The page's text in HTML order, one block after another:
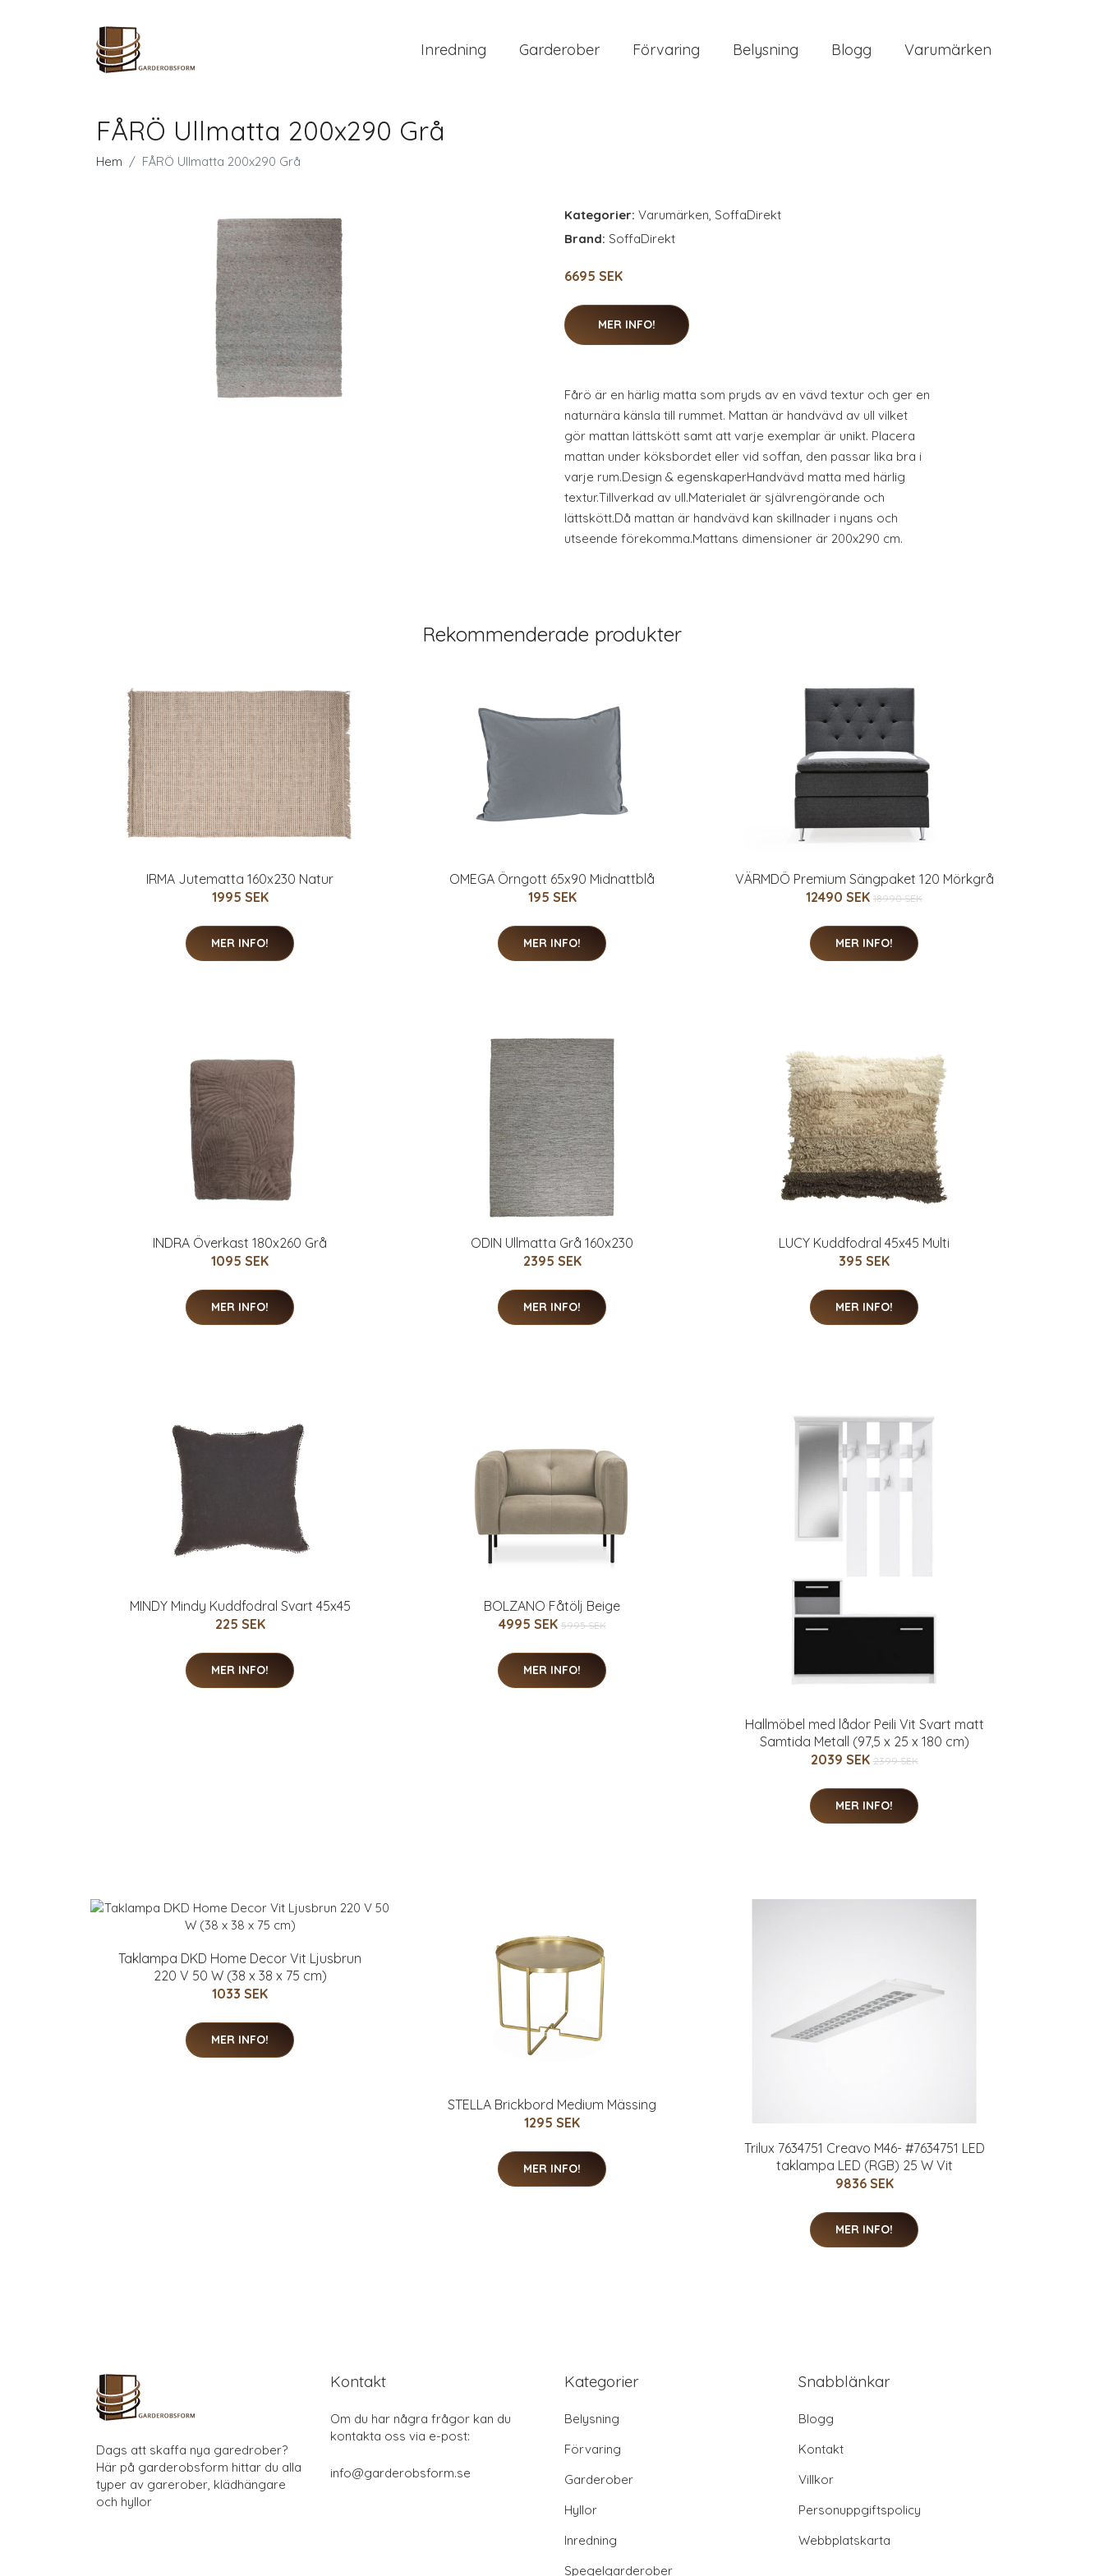
Inredning Garderober Förvaring Belysning Blogg Varumärken
FÅRÖ Ullmatta 200x290 Grå
Hem FÅRÖ Ullmatta 200x290 Grå
Kategorier: Varumärken, SoffaDirekt
Brand: SoffaDirekt
6695 SEK
MER INFO!
Fårö är en härlig matta som pryds av en vävd textur och ger en
naturnära känsla till rummet. Mattan är handvävd av ull vilket
gör mattan lättskött samt att varje exemplar är unikt. Placera
mattan under köksbordet eller vid soffan, den passar lika bra i
varje rum.Design & egenskaperHandvävd matta med härlig
textur.Tillverkad av ull.Materialet är självrengörande och
lättskött.Då mattan är handvävd kan skillnader i nyans och
utseende förekomma.Mattans dimensioner är 200x290 cm.
Rekommenderade produkter
IRMA Jutematta 160x230 Natur
1995 SEK
MER INFO!
OMEGA Örngott 65x90 Midnattblå
195 SEK
MER INFO!
VÄRMDÖ Premium Sängpaket 120 Mörkgrå
12490 SEK 18990 SEK
MER INFO!
INDRA Överkast 180x260 Grå
1095 SEK
MER INFO!
ODIN Ullmatta Grå 160x230
2395 SEK
MER INFO!
LUCY Kuddfodral 45x45 Multi
395 SEK
MER INFO!
MINDY Mindy Kuddfodral Svart 45x45
225 SEK
MER INFO!
BOLZANO Fåtölj Beige
4995 SEK 5995 SEK
MER INFO!
Hallmöbel med lådor Peili Vit Svart matt
Samtida Metall (97,5 x 25 x 180 cm)
2039 SEK 2399 SEK
MER INFO!
Taklampa DKD Home Decor Vit Ljusbrun
220 V 50 W (38 x 38 x 75 cm)
1033 SEK
MER INFO!
STELLA Brickbord Medium Mässing
1295 SEK
MER INFO!
Trilux 7634751 Creavo M46- #7634751 LED
taklampa LED (RGB) 25 W Vit
9836 SEK
MER INFO!
Dags att skaffa nya garedrober?
Här på garderobsform hittar du alla
typer av garerober, klädhängare
och hyllor
Kontakt
Om du har några frågor kan du
kontakta oss via e-post:
info@garderobsform.se
Kategorier
Belysning
Förvaring
Garderober
Hyllor
Inredning
Spegelgarderober
Snabblänkar
Blogg
Kontakt
Villkor
Personuppgiftspolicy
Webbplatskarta